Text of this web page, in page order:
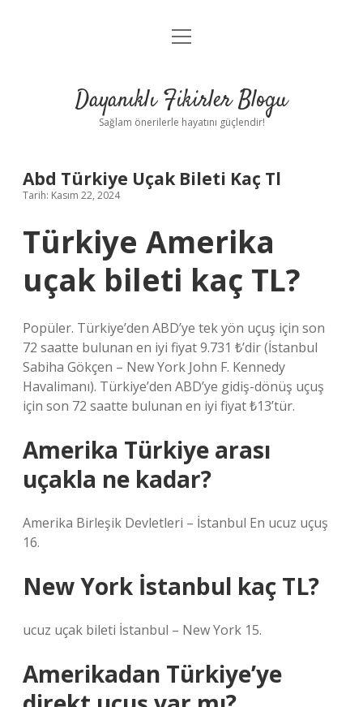
Anasayfa
Yasal Uyarı
menüyü
Dayanıklı Fikirler Blogu
Sağlam önerilerle hayatını güçlendir!
Abd Türkiye Uçak Bileti Kaç Tl
Tarih: Kasım 22, 2024
Türkiye Amerika
uçak bileti kaç TL?
Popüler. Türkiye’den ABD’ye tek yön uçuş için son
72 saatte bulunan en iyi fiyat 9.731 ₺’dir (İstanbul
Sabiha Gökçen – New York John F. Kennedy
Havalimanı). Türkiye’den ABD’ye gidiş-dönüş uçuş
için son 72 saatte bulunan en iyi fiyat ₺13’tür.
Amerika Türkiye arası
uçakla ne kadar?
Amerika Birleşik Devletleri – İstanbul En ucuz uçuş
16.
New York İstanbul kaç TL?
ucuz uçak bileti İstanbul – New York 15.
Amerikadan Türkiye’ye